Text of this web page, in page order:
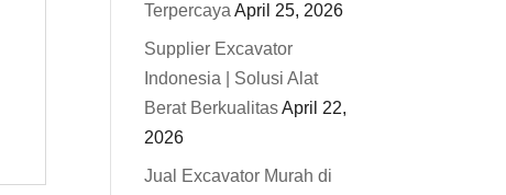
Terpercaya April 25, 2026
Supplier Excavator
Indonesia | Solusi Alat
Berat BerkualitasApril 22,
2026
Jual Excavator Murah di